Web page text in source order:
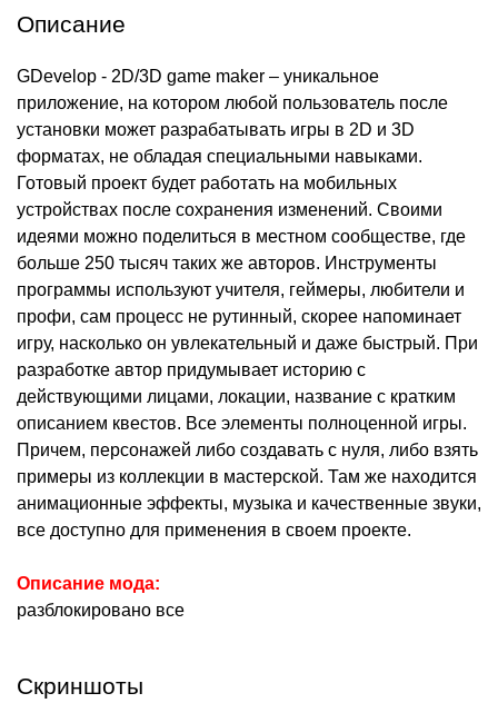
Описание
GDevelop - 2D/3D game maker – уникальное
приложение, на котором любой пользователь после
установки может разрабатывать игры в 2D и 3D
форматах, не обладая специальными навыками.
Готовый проект будет работать на мобильных
устройствах после сохранения изменений. Своими
идеями можно поделиться в местном сообществе, где
больше 250 тысяч таких же авторов. Инструменты
программы используют учителя, геймеры, любители и
профи, сам процесс не рутинный, скорее напоминает
игру, насколько он увлекательный и даже быстрый. При
разработке автор придумывает историю с
действующими лицами, локации, название с кратким
описанием квестов. Все элементы полноценной игры.
Причем, персонажей либо создавать с нуля, либо взять
примеры из коллекции в мастерской. Там же находится
анимационные эффекты, музыка и качественные звуки,
все доступно для применения в своем проекте.
Описание мода:
разблокировано все
Скриншоты